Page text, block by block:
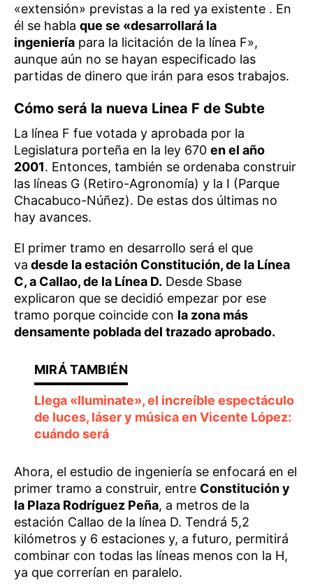
«extensión» previstas a la red ya existente . En
él se habla que se «desarrollará la
ingeniería para la licitación de la línea F»,
aunque aún no se hayan especificado las
partidas de dinero que irán para esos trabajos.
Cómo será la nueva Linea F de Subte
La línea F fue votada y aprobada por la
Legislatura porteña en la ley 670 en el año
2001. Entonces, también se ordenaba construir
las líneas G (Retiro-Agronomía) y la I (Parque
Chacabuco-Núñez). De estas dos últimas no
hay avances.
El primer tramo en desarrollo será el que
va desde la estación Constitución, de la Línea
C, a Callao, de la Línea D. Desde Sbase
explicaron que se decidió empezar por ese
tramo porque coincide con la zona más
densamente poblada del trazado aprobado.
Llega «Iluminate», el increíble espectáculo
de luces, láser y música en Vicente López:
cuándo será
Ahora, el estudio de ingeniería se enfocará en el
primer tramo a construir, entre Constitución y
la Plaza Rodríguez Peña, a metros de la
estación Callao de la línea D. Tendrá 5,2
kilómetros y 6 estaciones y, a futuro, permitirá
combinar con todas las líneas menos con la H,
ya que correrían en paralelo.